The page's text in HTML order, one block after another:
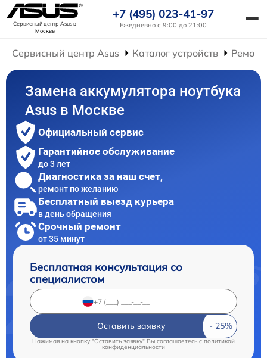
Сервисный центр Asusв
Москве
+7 (495) 023-41-97
Ежедневно с 9:00 до 21:00
Сервисный центр Asus Каталог устройств
Замена аккумулятора ноутбука
Asus в Москве
Официальный сервис
Гарантийное обслуживание
до 3 лет
Диагностика за наш счет,
ремонт по желанию
Бесплатный выезд курьера
в день обращения
Срочный ремонт
от 35 минут
Бесплатная консультация со
специалистом
Оставить заявку
Нажимая на кнопку "Оставить заявку" Вы соглашаетесь c политикой
конфиденциальности